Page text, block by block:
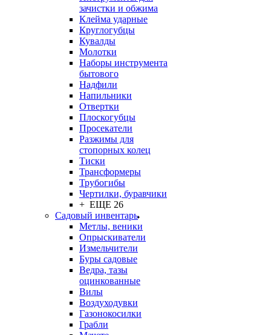
зачистки и обжима
Клейма ударные
Круглогубцы
Кувалды
Молотки
Наборы инструмента
бытового
Надфили
Напильники
Отвертки
Плоскогубцы
Просекатели
Разжимы для
стопорных колец
Тиски
Трансформеры
Трубогибы
Чертилки, буравчики
+ ЕЩЕ 26
Садовый инвентарь
Метлы, веники
Опрыскиватели
Измельчители
Буры садовые
Ведра, тазы
оцинкованные
Вилы
Воздуходувки
Газонокосилки
Грабли